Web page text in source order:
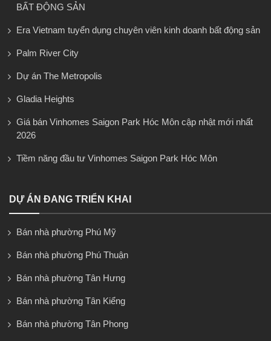
BẤT ĐỘNG SẢN
Era Vietnam tuyển dụng chuyên viên kinh doanh bất động sản
Palm River City
Dự án The Metropolis
Gladia Heights
Giá bán Vinhomes Saigon Park Hóc Môn cập nhật mới nhất
2026
Tiềm năng đầu tư Vinhomes Saigon Park Hóc Môn
DỰ ÁN ĐANG TRIỂN KHAI
Bán nhà phường Phú Mỹ
Bán nhà phường Phú Thuận
Bán nhà phường Tân Hưng
Bán nhà phường Tân Kiểng
Bán nhà phường Tân Phong